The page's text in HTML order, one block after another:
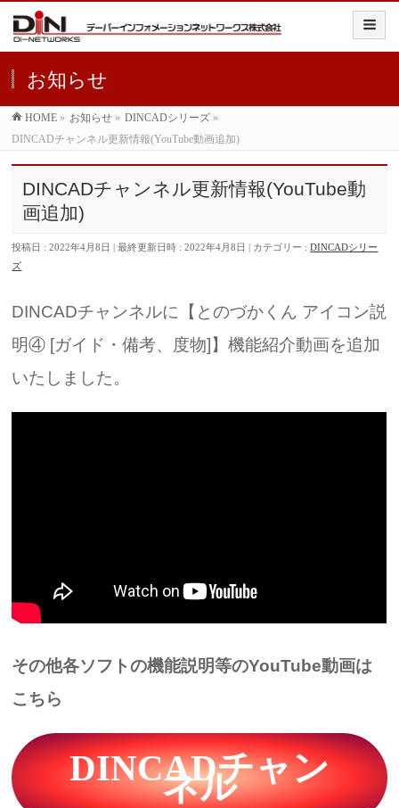
お知らせ
HOME » お知らせ » DINCADシリーズ »
DINCADチャンネル更新情報(YouTube動画追加)
DINCADチャンネル更新情報(YouTube動
画追加)
投稿日 : 2022年4月8日 最終更新日時 : 2022年4月8日 カテゴリー :DINCADシリー
ズ
DINCADチャンネルに【とのづかくん アイコン説
明④ [ガイド・備考、度物]】機能紹介動画を追加
いたしました。
その他各ソフトの機能説明等のYouTube動画は
こちら
DINCADチャン
ネル